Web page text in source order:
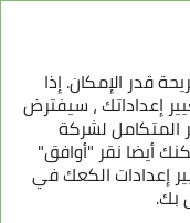
قدر الإمكان. إذا
إعداداتك ، سيفترض
المتكامل لشركة
القابضة ش.م.ع 2021". يمكنك أيضا نقر "أوافق"
إعدادات الكعك في
بك.